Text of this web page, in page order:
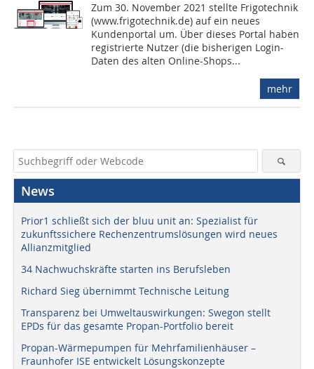
Zum 30. November 2021 stellte Frigotechnik
(www.frigotechnik.de) auf ein neues
Kundenportal um. Über dieses Portal haben
regis­trierte Nutzer (die bisherigen Login-
Daten des alten Online-Shops...
mehr
News
Prior1 schließt sich der bluu unit an: Spezialist für
zukunftssichere Rechenzentrumslösungen wird neues
Allianzmitglied
34 Nachwuchskräfte starten ins Berufsleben
Richard Sieg übernimmt Technische Leitung
Transparenz bei Umweltauswirkungen: Swegon stellt
EPDs für das gesamte Propan-Portfolio bereit
Propan-Wärmepumpen für Mehrfamilienhäuser –
Fraunhofer ISE entwickelt Lösungskonzepte